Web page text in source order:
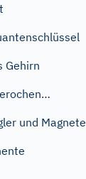
Gehirn
und Magnete